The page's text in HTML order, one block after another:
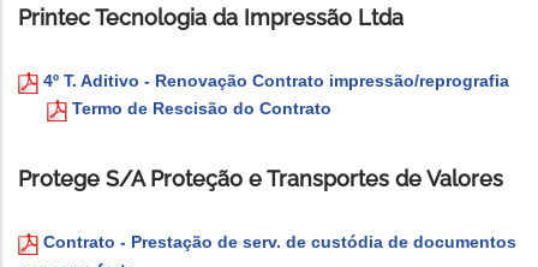
Printec Tecnologia da Impressão Ltda
4º T. Aditivo - Renovação Contrato impressão/reprografia
Termo de Rescisão do Contrato
Protege S/A Proteção e Transportes de Valores
Contrato - Prestação de serv. de custódia de documentos